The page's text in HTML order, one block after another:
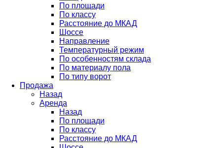
По площади
По классу
Расстояние до МКАД
Шоссе
Направление
Температурный режим
По особенностям склада
По материалу пола
По типу ворот
Продажа
Назад
Аренда
Назад
По площади
По классу
Расстояние до МКАД